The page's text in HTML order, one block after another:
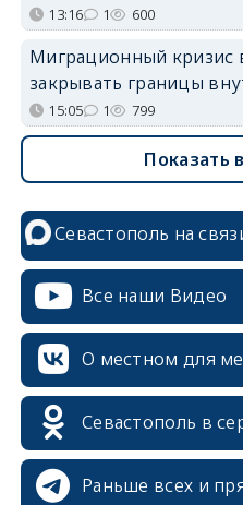
13:16 1 600
Миграционный кризис
закрывать границы
15:05 1 799
Показать
Севастополь на
Все наши Видео
О местном для
Севастополь в
Раньше всех и